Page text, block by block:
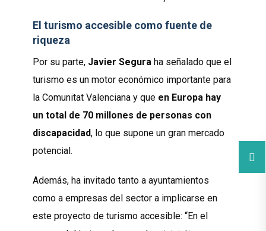
El turismo accesible como fuente de
riqueza
Por su parte, Javier Segura ha señalado que el
turismo es un motor económico importante para
la Comunitat Valenciana y que en Europa hay
un total de 70 millones de personas con
discapacidad, lo que supone un gran mercado
potencial.
Además, ha invitado tanto a ayuntamientos
como a empresas del sector a implicarse en
este proyecto de turismo accesible: “En el